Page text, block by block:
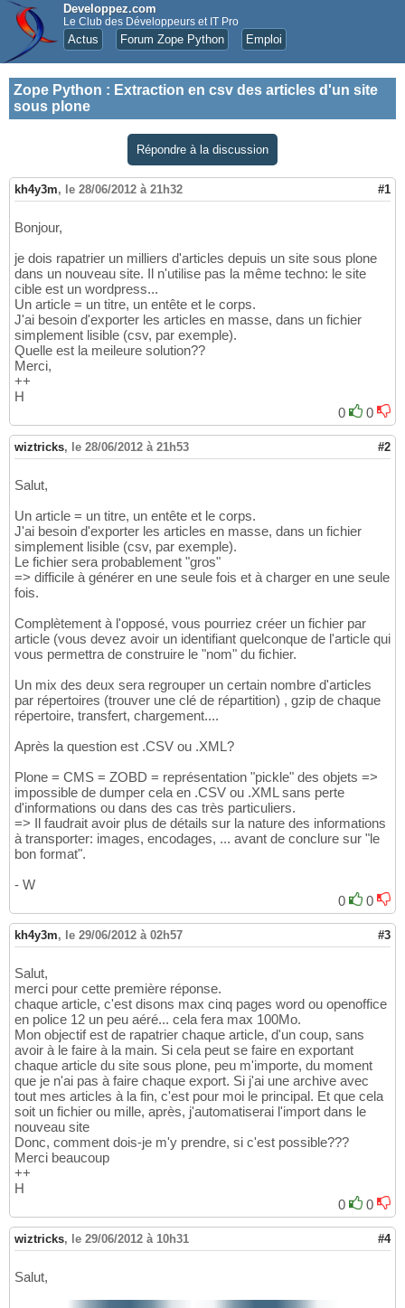
Developpez.com
Le Club des Développeurs et IT Pro
Actus Forum Zope Python Emploi
Zope Python : Extraction en csv des articles d'un site
sous plone
Répondre à la discussion
kh4y3m, le 28/06/2012 à 21h32 #1
Bonjour,
je dois rapatrier un milliers d'articles depuis un site sous plone
dans un nouveau site. Il n'utilise pas la même techno: le site
cible est un wordpress...
Un article = un titre, un entête et le corps.
J'ai besoin d'exporter les articles en masse, dans un fichier
simplement lisible (csv, par exemple).
Quelle est la meileure solution??
Merci,
++
H
0
0
wiztricks, le 28/06/2012 à 21h53 #2
Salut,
Un article = un titre, un entête et le corps.
J'ai besoin d'exporter les articles en masse, dans un fichier
simplement lisible (csv, par exemple).
Le fichier sera probablement "gros"
=> difficile à générer en une seule fois et à charger en une seule
fois.
Complètement à l'opposé, vous pourriez créer un fichier par
article (vous devez avoir un identifiant quelconque de l'article qui
vous permettra de construire le "nom" du fichier.
Un mix des deux sera regrouper un certain nombre d'articles
par répertoires (trouver une clé de répartition) , gzip de chaque
répertoire, transfert, chargement....
Après la question est .CSV ou .XML?
Plone = CMS = ZOBD = représentation "pickle" des objets =>
impossible de dumper cela en .CSV ou .XML sans perte
d'informations ou dans des cas très particuliers.
=> Il faudrait avoir plus de détails sur la nature des informations
à transporter: images, encodages, ... avant de conclure sur "le
bon format".
- W
0
0
kh4y3m, le 29/06/2012 à 02h57 #3
Salut,
merci pour cette première réponse.
chaque article, c'est disons max cinq pages word ou openoffice
en police 12 un peu aéré... cela fera max 100Mo.
Mon objectif est de rapatrier chaque article, d'un coup, sans
avoir à le faire à la main. Si cela peut se faire en exportant
chaque article du site sous plone, peu m'importe, du moment
que je n'ai pas à faire chaque export. Si j'ai une archive avec
tout mes articles à la fin, c'est pour moi le principal. Et que cela
soit un fichier ou mille, après, j'automatiserai l'import dans le
nouveau site
Donc, comment dois-je m'y prendre, si c'est possible???
Merci beaucoup
++
H
0
0
wiztricks, le 29/06/2012 à 10h31 #4
Salut,